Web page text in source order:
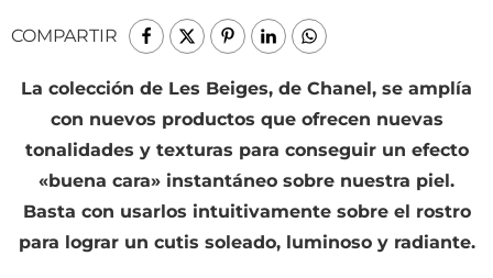
COMPARTIR
La colección de Les Beiges, de Chanel, se amplía
con nuevos productos que ofrecen nuevas
tonalidades y texturas para conseguir un efecto
«buena cara» instantáneo sobre nuestra piel.
Basta con usarlos intuitivamente sobre el rostro
para lograr un cutis soleado, luminoso y radiante.